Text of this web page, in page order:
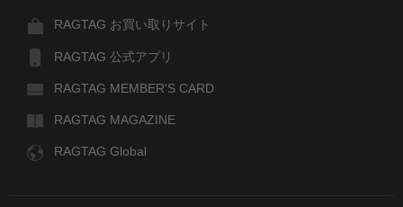
RAGTAG お買い取りサイト
RAGTAG 公式アプリ
RAGTAG MEMBER'S CARD
RAGTAG MAGAZINE
RAGTAG Global